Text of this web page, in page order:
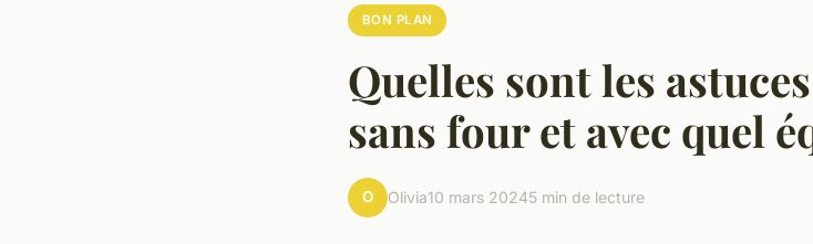
BON PLAN
Quelles sont les
sans four et avec quel
O Olivia10 mars 20245 min de lecture